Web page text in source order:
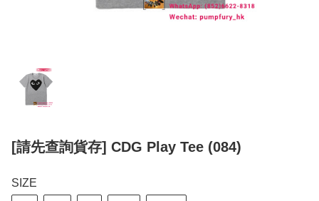
[請先查詢貨存] CDG Play Tee (084)
SIZE